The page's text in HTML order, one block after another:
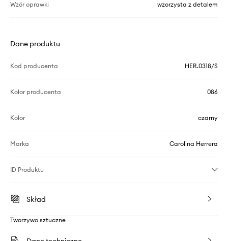
Wzór oprawki wzorzysta z detalem
Dane produktu
Kod producenta HER.0318/S
Kolor producenta 086
Kolor czarny
Marka Carolina Herrera
ID Produktu
Skład
Tworzywo sztuczne